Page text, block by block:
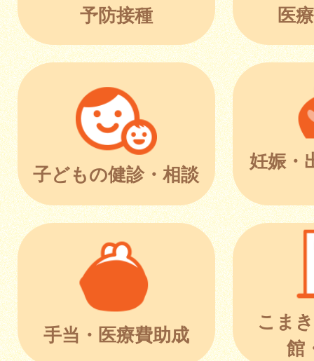
予防接種 医
子どもの健診・相談
妊娠・
手当・医療費助成
こま
館